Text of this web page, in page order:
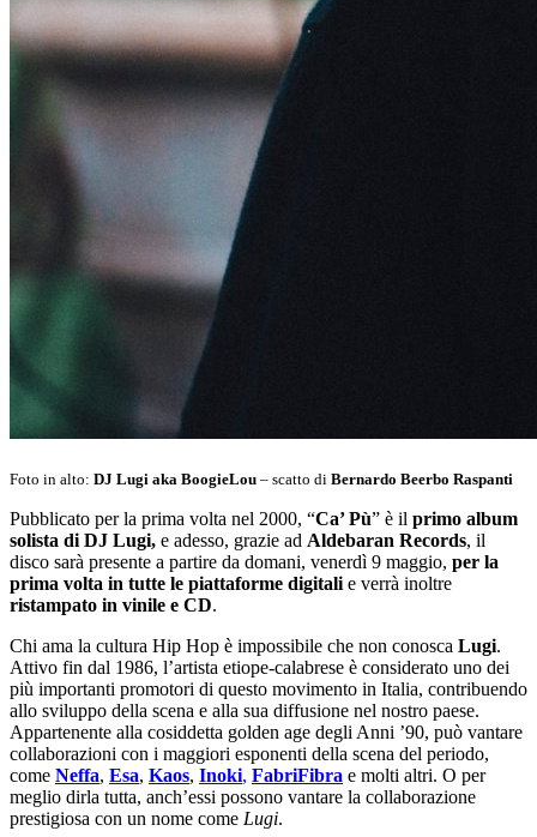
Foto in alto: DJ Lugi aka BoogieLou – scatto di Bernardo Beerbo Raspanti
Pubblicato per la prima volta nel 2000, “Ca’ Pù” è il primo album
solista di DJ Lugi, e adesso, grazie ad Aldebaran Records, il
disco sarà presente a partire da domani, venerdì 9 maggio, per la
prima volta in tutte le piattaforme digitali e verrà inoltre
ristampato in vinile e CD.
Chi ama la cultura Hip Hop è impossibile che non conosca Lugi.
Attivo fin dal 1986, l’artista etiope-calabrese è considerato uno dei
più importanti promotori di questo movimento in Italia, contribuendo
allo sviluppo della scena e alla sua diffusione nel nostro paese.
Appartenente alla cosiddetta golden age degli Anni ’90, può vantare
collaborazioni con i maggiori esponenti della scena del periodo,
come Neffa, Esa, Kaos, Inoki, FabriFibra e molti altri. O per
meglio dirla tutta, anch’essi possono vantare la collaborazione
prestigiosa con un nome come Lugi.